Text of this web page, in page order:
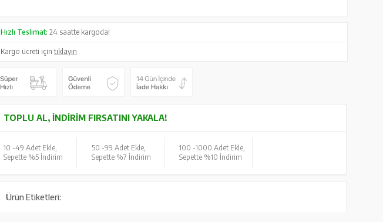
Hızlı Teslimat: 24 saatte kargoda!
Kargo ücreti içintıklayın
TOPLU AL, İNDIRIM FIRSATINI YAKALA!
10 -49 Adet Ekle,
Sepette %5 İndirim
50 -99 Adet Ekle,
Sepette %7 İndirim
100 -1000 Adet Ekle,
Sepette %10 İndirim
Ürün Etiketleri: